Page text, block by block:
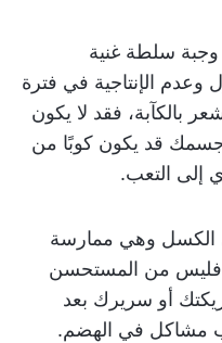
وجبة سلطة غنية
وعدم الإنتاجية في فترة
بالكآبة، فقد لا يكون
جسمك قد يكون كوبًا من
إلى التعب.
الكسل وهي ممارسة
فليس من المستحسن
أو سريرك بعد
مشاكل في الهضم.